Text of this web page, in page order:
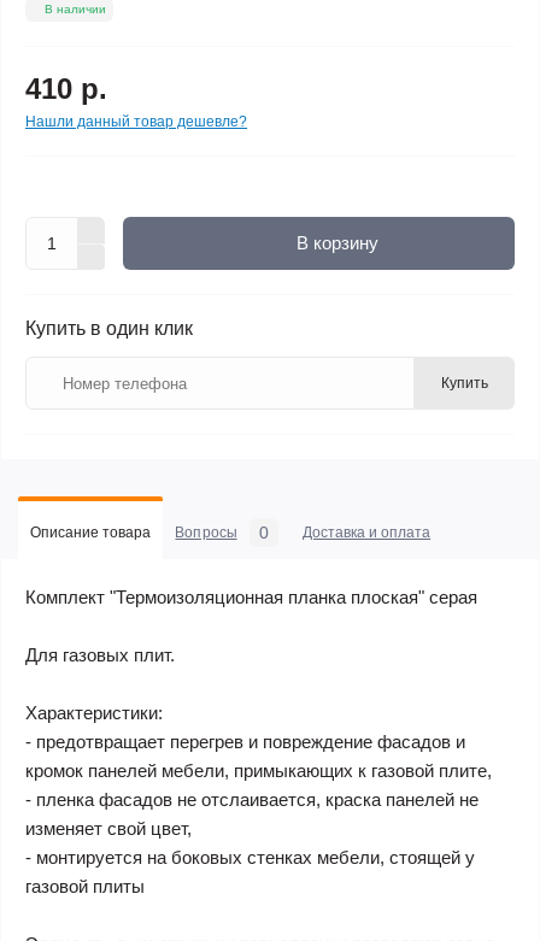
В наличии
410 р.
Нашли данный товар дешевле?
В корзину
Купить в один клик
Купить
Описание товара Вопросы 0 Доставка и оплата
Комплект "Термоизоляционная планка плоская" серая
Для газовых плит.
Характеристики:
- предотвращает перегрев и повреждение фасадов и
кромок панелей мебели, примыкающих к газовой плите,
- пленка фасадов не отслаивается, краска панелей не
изменяет свой цвет,
- монтируется на боковых стенках мебели, стоящей у
газовой плиты